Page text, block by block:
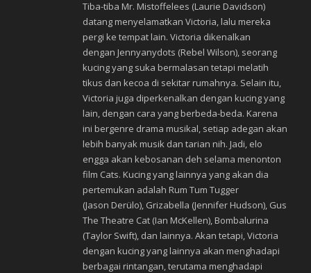
Tiba-tiba Mr. Mistoffelees (Laurie Davidson)
datang menyelamatkan Victoria, lalu mereka
pergi ke tempat lain. Victoria dikenalkan
dengan Jennyanydots (Rebel Wilson), seorang
kucing yang suka bermalasan tetapi melatih
tikus dan kecoa di sekitar rumahnya. Selain itu,
Victoria juga diperkenalkan dengan kucing yang
lain, dengan cara yang berbeda-beda. Karena
ini bergenre drama musikal, setiap adegan akan
lebih banyak musik dan tarian nih. Jadi, elo
engga akan kebosanan deh selama menonton
film Cats. Kucing yang lainnya yang akan dia
pertemukan adalah Rum Tum Tugger
(Jason Derülo), Grizabella (Jennifer Hudson), Gus
The Theatre Cat (Ian McKellen), Bombalurina
(Taylor Swift), dan lainnya. Akan tetapi, Victoria
dengan kucing yang lainnya akan menghadapi
berbagai rintangan, terutama menghadapi